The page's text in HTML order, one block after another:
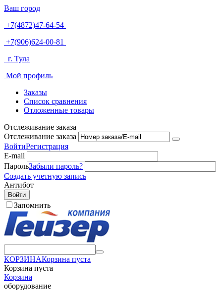
Ваш город
+7(4872)47-64-54
+7(906)624-00-81
г. Тула
Мой профиль
Заказы
Список сравнения
Отложенные товары
Отслеживание заказа
Отслеживание заказа
ВойтиРегистрация
E-mail
ПарольЗабыли пароль?
Создать учетную запись
Антибот
Войти
Запомнить
КОРЗИНАКорзина пуста
Корзина пуста
Корзина
оборудование